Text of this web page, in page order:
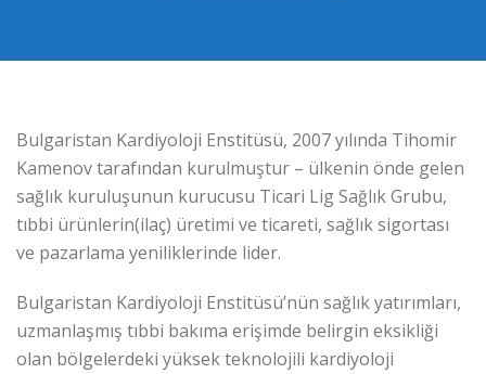
Bulgaristan Kardiyoloji Enstitüsü, 2007 yılında Tihomir
Kamenov tarafından kurulmuştur – ülkenin önde gelen
sağlık kuruluşunun kurucusu Ticari Lig Sağlık Grubu,
tıbbi ürünlerin(ilaç) üretimi ve ticareti, sağlık sigortası
ve pazarlama yeniliklerinde lider.
Bulgaristan Kardiyoloji Enstitüsü’nün sağlık yatırımları,
uzmanlaşmış tıbbi bakıma erişimde belirgin eksikliği
olan bölgelerdeki yüksek teknolojili kardiyoloji